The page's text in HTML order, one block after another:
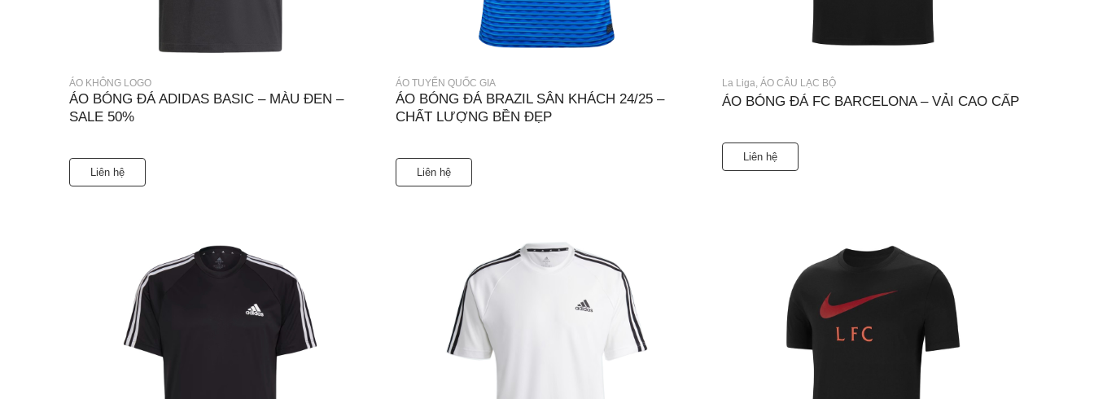
ÁO KHÔNG LOGO
ÁO BÓNG ĐÁ ADIDAS BASIC – MÀU ĐEN –
SALE 50%
Liên hệ
ÁO TUYỂN QUỐC GIA
ÁO BÓNG ĐÁ BRAZIL SÂN KHÁCH 24/25 –
CHẤT LƯỢNG BỀN ĐẸP
Liên hệ
La Liga, ÁO CÂU LẠC BỘ
ÁO BÓNG ĐÁ FC BARCELONA – VẢI CAO CẤP
Liên hệ